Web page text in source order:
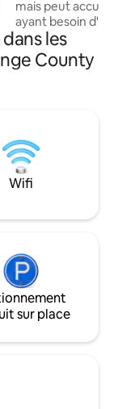
mais peut
ayant besoin d'un
voyageurs ont
compris un lave-
Il y a une longue
essentiels
ondes,
2 lits Queen Size,
télévision 32”,
bain.
les
County
Wifi
sur place